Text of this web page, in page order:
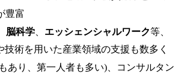
豊富
脳科学 エッシェンシャルワーク等、
技術を用いた産業領域の支援も数多く
あり、第一人者も多い)、コンサルタン